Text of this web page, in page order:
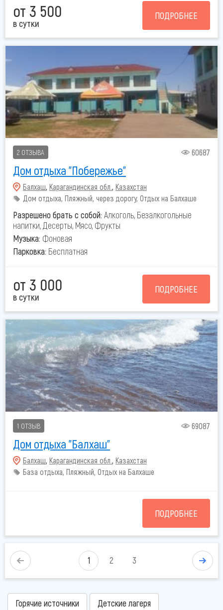
от 3 500
в сутки
ПОДРОБНЕЕ
2 ОТЗЫВА 60687
Дом отдыха "Побережье"
Балхаш Карагандинская обл. Казахстан
Дом отдыха, Пляжный, через дорогу, Отдых на Балхаше
Разрешено брать с собой: Алкоголь, Безалкогольные
напитки, Десерты, Мясо, Фрукты
Музыка: Фоновая
Парковка: Бесплатная
от 3 000
в сутки
ПОДРОБНЕЕ
1 ОТЗЫВ 69087
Дом отдыха "Балхаш"
Балхаш Карагандинская обл. Казахстан
База отдыха, Пляжный, Отдых на Балхаше
ПОДРОБНЕЕ
1 2 3
Горячие источники Детские лагеря